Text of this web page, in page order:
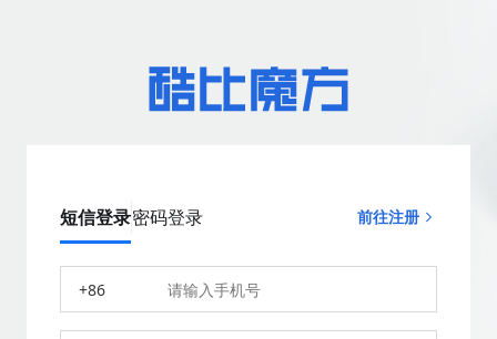
短信登录密码登录 前往注册
+86